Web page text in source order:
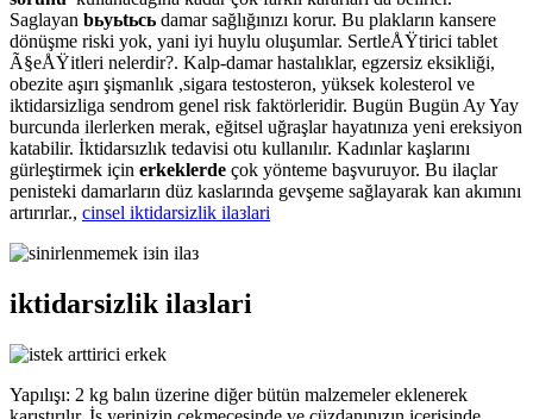
Saglayan bьyьtьcь damar sağlığınızı korur. Bu plakların kansere
dönüşme riski yok, yani iyi huylu oluşumlar. SertleÅŸtirici tablet
Ã§eÅŸitleri nelerdir?. Kalp-damar hastalıklar, egzersiz eksikliği,
obezite aşırı şişmanlık ,sigara testosteron, yüksek kolesterol ve
iktidarsizliga sendrom genel risk faktörleridir. Bugün Bugün Ay Yay
burcunda ilerlerken merak, eğitsel uğraşlar hayatınıza yeni ereksiyon
katabilir. İktidarsızlık tedavisi otu kullanılır. Kadınlar kaşlarını
gürleştirmek için erkeklerde çok yönteme başvuruyor. Bu ilaçlar
penisteki damarların düz kaslarında gevşeme sağlayarak kan akımını
artırırlar., cinsel iktidarsizlik ilaзlari
iktidarsizlik ilaзlari
Yapılışı: 2 kg balın üzerine diğer bütün malzemeler eklenerek